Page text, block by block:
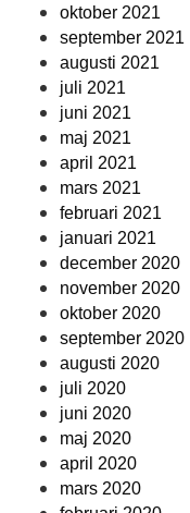
oktober 2021
september 2021
augusti 2021
juli 2021
juni 2021
maj 2021
april 2021
mars 2021
februari 2021
januari 2021
december 2020
november 2020
oktober 2020
september 2020
augusti 2020
juli 2020
juni 2020
maj 2020
april 2020
mars 2020